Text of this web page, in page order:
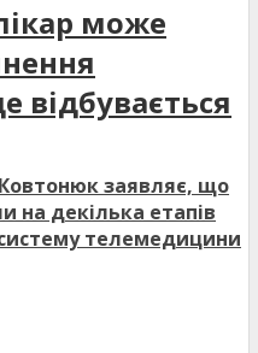
може
відбувається
заявляє, що
на декілька етапів
телемедицини